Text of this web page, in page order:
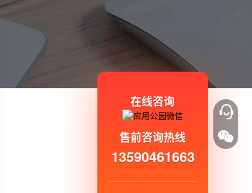
在线咨询
售前咨询热线
13590461663